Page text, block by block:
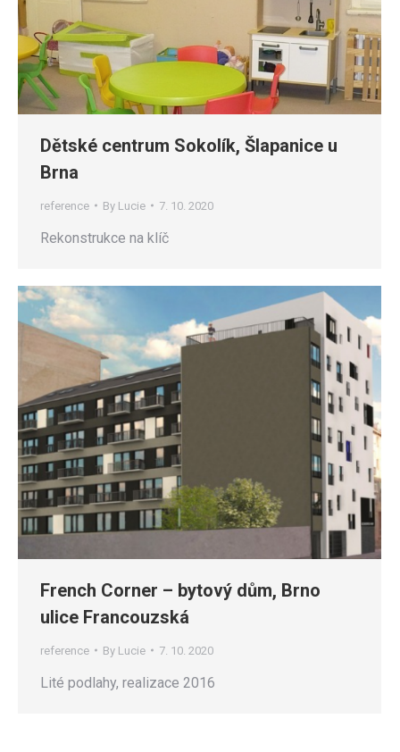
Dětské centrum Sokolík, Šlapanice u
Brna
reference By Lucie 7. 10. 2020
Rekonstrukce na klíč
French Corner – bytový dům, Brno
ulice Francouzská
reference By Lucie 7. 10. 2020
Lité podlahy, realizace 2016